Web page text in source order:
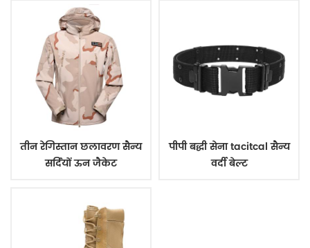
तीन रेगिस्तान छलावरण सैन्य
सर्दियों ऊन जैकेट
पीपी बद्धी सेना tacitcal सैन्य
वर्दी बेल्ट